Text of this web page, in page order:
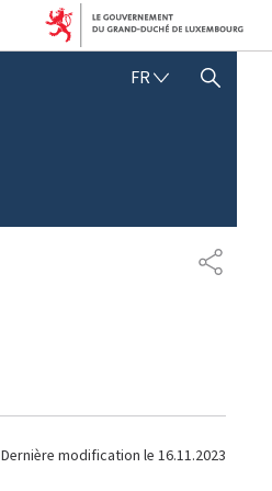
FRF
S
AFFICHER / MASQUER LA RECHERCHE
P
A
Dernière modification le 16.11.2023